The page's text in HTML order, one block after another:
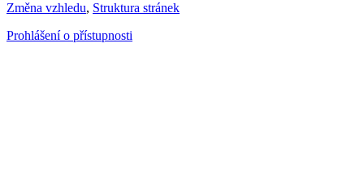
Změna vzhledu, Struktura stránek
Prohlášení o přístupnosti